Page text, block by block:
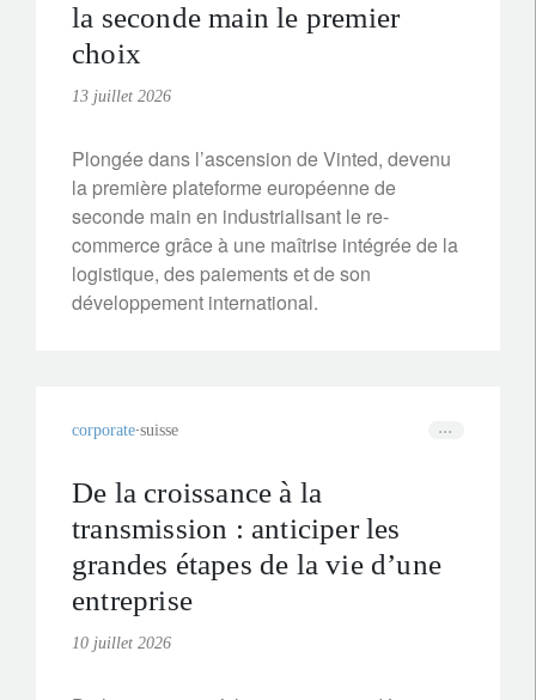
la seconde main le premier
choix
13 juillet 2026
Plongée dans l’ascension de Vinted, devenu
la première plateforme européenne de
seconde main en industrialisant le re-
commerce grâce à une maîtrise intégrée de la
logistique, des paiements et de son
développement international.
corporate suisse
De la croissance à la
transmission : anticiper les
grandes étapes de la vie d’une
entreprise
10 juillet 2026